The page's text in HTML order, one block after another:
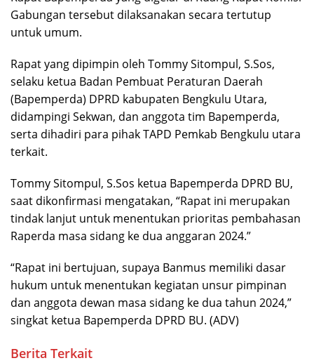
Gabungan tersebut dilaksanakan secara tertutup
untuk umum.
Rapat yang dipimpin oleh Tommy Sitompul, S.Sos,
selaku ketua Badan Pembuat Peraturan Daerah
(Bapemperda) DPRD kabupaten Bengkulu Utara,
didampingi Sekwan, dan anggota tim Bapemperda,
serta dihadiri para pihak TAPD Pemkab Bengkulu utara
terkait.
Tommy Sitompul, S.Sos ketua Bapemperda DPRD BU,
saat dikonfirmasi mengatakan, “Rapat ini merupakan
tindak lanjut untuk menentukan prioritas pembahasan
Raperda masa sidang ke dua anggaran 2024.”
“Rapat ini bertujuan, supaya Banmus memiliki dasar
hukum untuk menentukan kegiatan unsur pimpinan
dan anggota dewan masa sidang ke dua tahun 2024,”
singkat ketua Bapemperda DPRD BU. (ADV)
Berita Terkait